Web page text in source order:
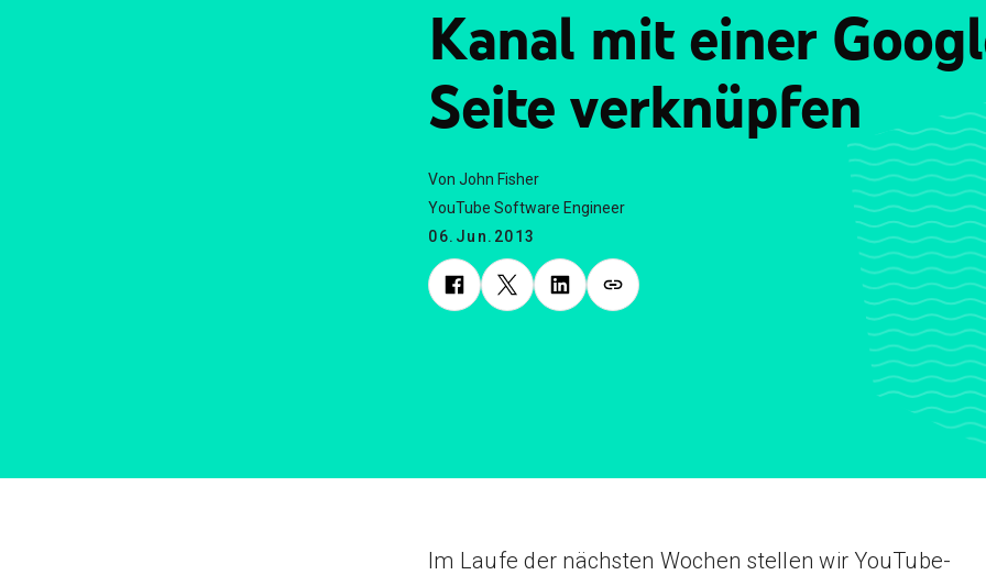
Kanal mit einer
Seite verknüpfen
Von John Fisher
YouTube Software Engineer
06.Jun.2013
Im Laufe der nächsten Wochen stellen wir YouTube-